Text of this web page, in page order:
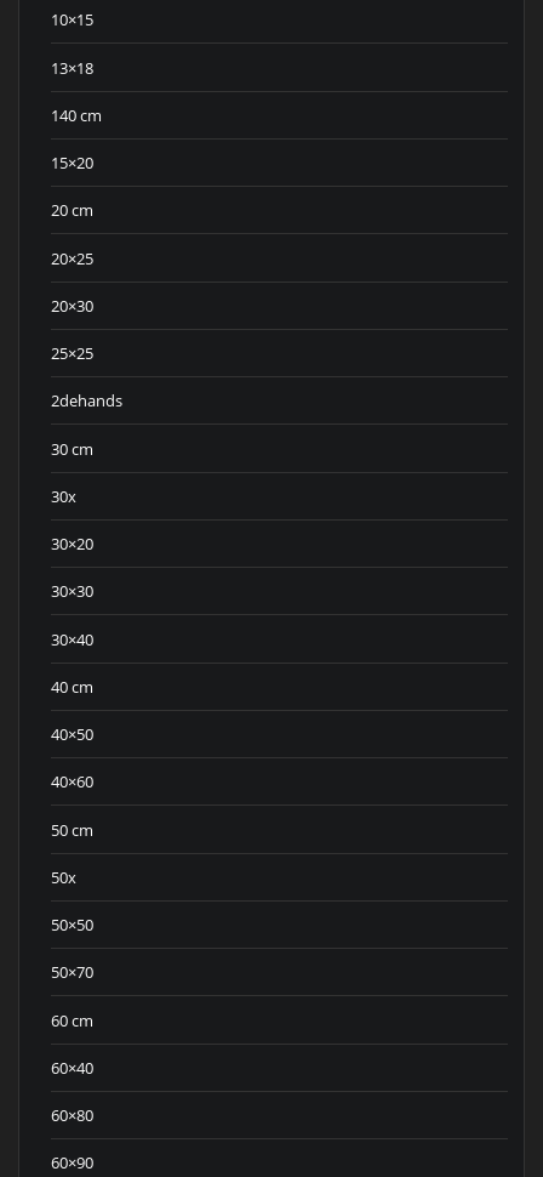
10×15
13×18
140 cm
15×20
20 cm
20×25
20×30
25×25
2dehands
30 cm
30x
30×20
30×30
30×40
40 cm
40×50
40×60
50 cm
50x
50×50
50×70
60 cm
60×40
60×80
60×90